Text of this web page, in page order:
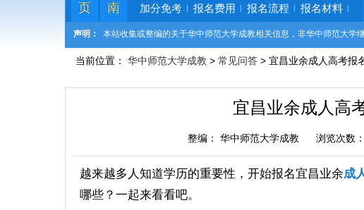
页
南
加分免考
报名费用 报名流程 报名材料
声明： 本站收集或整编的关于华中师范大学成教相关信息，非华中师范大学
当前位置： 华中师范大学成教 > 常见问答 > 宜昌业余成人高考报
宜昌业余成人高
整编： 华中师范大学成教 浏览次数：
越来越多人知道学历的重要性，开始报名宜昌业余成
哪些？一起来看看吧。